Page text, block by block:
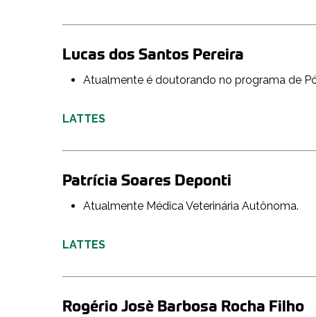
Lucas dos Santos Pereira
Atualmente é doutorando no programa de
LATTES
Patrícia Soares Deponti
Atualmente Médica Veterinária Autônoma.
LATTES
Rogério Josè Barbosa Rocha Filho